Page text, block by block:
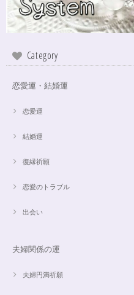
Category
恋愛運・結婚運
恋愛運
結婚運
復縁祈願
恋愛のトラブル
出会い
夫婦関係の運
夫婦円満祈願